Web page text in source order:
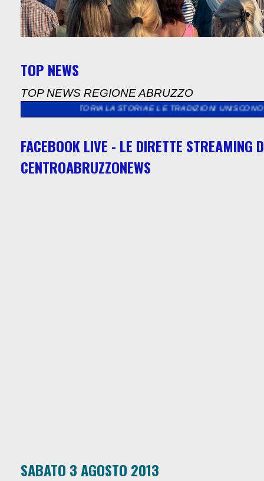
TOP NEWS
TOP NEWS REGIONE ABRUZZO
STORIA LA STORIA E LE TRADIZIONI UNISCONO L’EUROPA >>
FACEBOOK LIVE - LE DIRETTE STREAMING
CENTROABRUZZONEWS
SABATO 3 AGOSTO 2013